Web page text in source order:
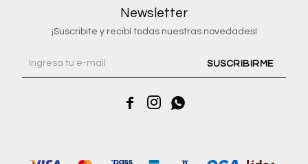
Newsletter
¡Suscribite y recibí todas nuestras novedades!
SUSCRIBIRME
  